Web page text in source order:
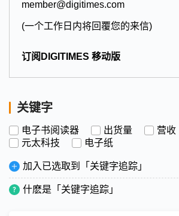
member@digitimes.com
(一个工作日内将回覆您的来信)
订阅DIGITIMES 移动版
关键字
电子书阅读器 出货量 营收
元太科技
电子纸
加入已选取到「关键字追踪」
什麽是「关键字追踪」